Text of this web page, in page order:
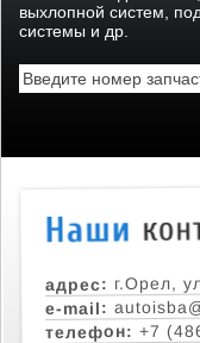
выхлопной систем,
системы и др.
адрес: г.Орел,
e-mail:
телефон: +7